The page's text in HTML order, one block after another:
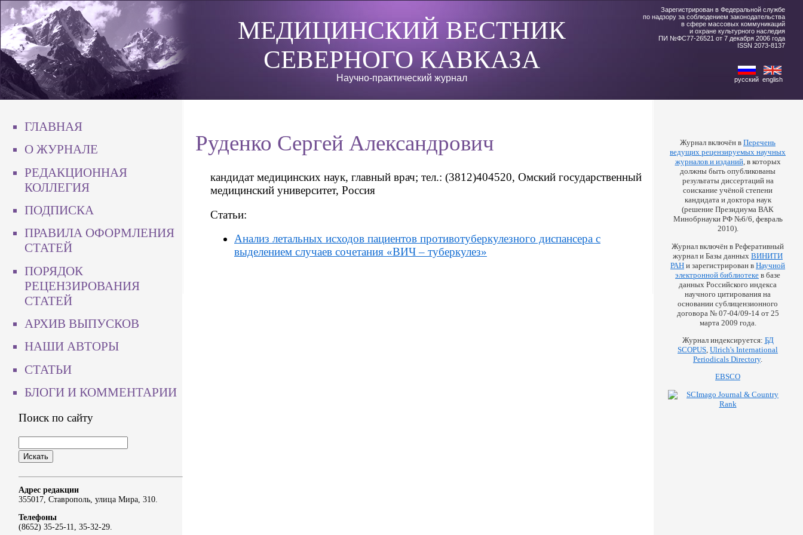
МЕДИЦИНСКИЙ ВЕСТНИК
СЕВЕРНОГО КАВКАЗА
Научно-практический журнал
Зарегистрирован в Федеральной службе
по надзору за соблюдением законодательства
в сфере массовых коммуникаций
и охране культурного наследия
ПИ №ФС77-26521 от 7 декабря 2006 года
ISSN 2073-8137
русский english
ГЛАВНАЯ
О ЖУРНАЛЕ
РЕДАКЦИОННАЯ
КОЛЛЕГИЯ
ПОДПИСКА
ПРАВИЛА ОФОРМЛЕНИЯ
СТАТЕЙ
ПОРЯДОК
РЕЦЕНЗИРОВАНИЯ
СТАТЕЙ
АРХИВ ВЫПУСКОВ
НАШИ АВТОРЫ
СТАТЬИ
БЛОГИ И КОММЕНТАРИИ
Поиск по сайту
Адрес редакции
355017, Ставрополь, улица Мира, 310.
Телефоны
(8652) 35-25-11, 35-32-29.
Журнал включён в Перечень
ведущих рецензируемых научных
журналов и изданий, в которых
должны быть опубликованы
результаты диссертаций на
соискание учёной степени
кандидата и доктора наук
(решение Президиума ВАК
Минобрнауки РФ №6/6, февраль
2010).
Журнал включён в Реферативный
журнал и Базы данных ВИНИТИ
РАН и зарегистрирован в Научной
электронной библиотеке в базе
данных Российского индекса
научного цитирования на
основании сублицензионного
договора № 07-04/09-14 от 25
марта 2009 года.
Журнал индексируется: БД
SCOPUS Ulrich's International
Periodicals Directory.
EBSCO
Руденко Сергей Александрович
кандидат медицинских наук, главный врач; тел.: (3812)404520, Омский государственный
медицинский университет, Россия
Статьи:
Анализ летальных исходов пациентов противотуберкулезного диспансера с
выделением случаев сочетания «ВИЧ – туберкулез»